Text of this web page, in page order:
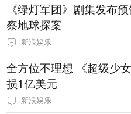
《绿灯军团》剧集发布
察地球探案
新浪娱乐
全方位不理想 《超级少
损1亿美元
新浪娱乐